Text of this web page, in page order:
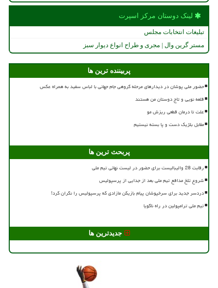
لینک دوستان مركز اسپرت
تبلیغات انتخابات مجلس
مستر گرین وال | مجری و طراح انواع دیوار سبز
پربیننده ترین ها
حضور ملی پوشان در دیدارهای مرحله گروهی جام جهانی با لباس سفید به همراه عکس
قلعه نویی و تاج دوستان من هستند
علت تا درمان قطعی ریزش مو
مقابل بلژیک دست و پا بسته نیستیم
پربحث ترین ها
رقابت 28 والیبالیست برای حضور در لیست نهائی تیم ملی
شروع تلخ مدافع تیم ملی بعد از جدایی از پرسپولیس
دردسر جدید برای سرخپوشان پیام بازیکن مازادی که پرسپولیس را نگران کرد!
تیم ملی ترامپولین در راه ناگویا
جدیدترین ها